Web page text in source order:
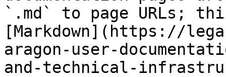
`.md` to page URLs;
[Markdown](https://
aragon-user-
and-technical-